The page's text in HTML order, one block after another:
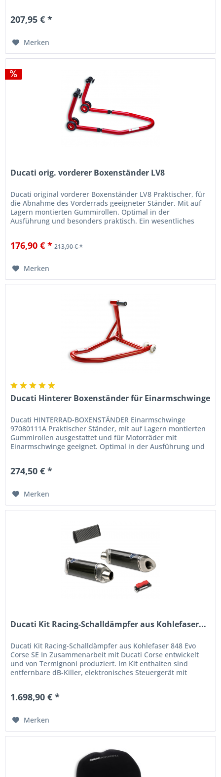
207,95 € *
Merken
Ducati orig. vorderer Boxenständer LV8
Ducati original vorderer Boxenständer LV8 Praktischer, für
die Abnahme des Vorderrads geeigneter Ständer. Mit auf
Lagern montierten Gummirollen. Optimal in der
Ausführung und besonders praktisch. Ein wesentliches
176,90 € * 213,90 € *
Merken
Ducati Hinterer Boxenständer für Einarmschwinge
Ducati HINTERRAD-BOXENSTÄNDER Einarmschwinge
97080111A Praktischer Ständer, mit auf Lagern montierten
Gummirollen ausgestattet und für Motorräder mit
Einarmschwinge geeignet. Optimal in der Ausführung und
274,50 € *
Merken
Ducati Kit Racing-Schalldämpfer aus Kohlefaser...
Ducati Kit Racing-Schalldämpfer aus Kohlefaser 848 Evo
Corse SE In Zusammenarbeit mit Ducati Corse entwickelt
und von Termignoni produziert. Im Kit enthalten sind
entfernbare dB-Killer, elektronisches Steuergerät mit
1.698,90 € *
Merken